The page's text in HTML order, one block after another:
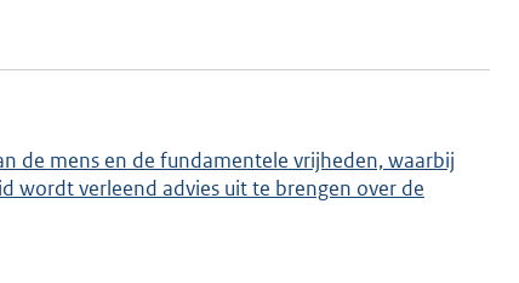
de mens en de fundamentele vrijheden, waarbij
wordt verleend advies uit te brengen over de